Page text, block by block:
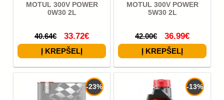
MOTUL 300V POWER
0W30 2L
40.64€ 33.72€
MOTUL 300V POWER
5W30 2L
42.00€ 36.99€
-23% -13%